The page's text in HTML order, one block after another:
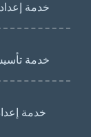
خدمة
خدمة